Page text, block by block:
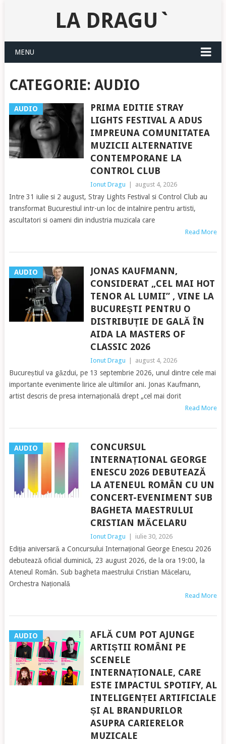
LA DRAGU`
MENU
CATEGORIE: AUDIO
AUDIO
PRIMA EDITIE STRAY
LIGHTS FESTIVAL A ADUS
IMPREUNA COMUNITATEA
MUZICII ALTERNATIVE
CONTEMPORANE LA
CONTROL CLUB
Ionut Dragu august 4, 2026
Intre 31 iulie si 2 august, Stray Lights Festival si Control Club au
transformat Bucurestiul intr-un loc de intalnire pentru artisti,
ascultatori si oameni din industria muzicala care
Read More
AUDIO
JONAS KAUFMANN,
CONSIDERAT „CEL MAI HOT
TENOR AL LUMII” , VINE LA
BUCUREȘTI PENTRU O
DISTRIBUȚIE DE GALĂ ÎN
AIDA LA MASTERS OF
CLASSIC 2026
Ionut Dragu august 4, 2026
Bucureștiul va găzdui, pe 13 septembrie 2026, unul dintre cele mai
importante evenimente lirice ale ultimilor ani. Jonas Kaufmann,
artist descris de presa internațională drept „cel mai dorit
Read More
AUDIO
CONCURSUL
INTERNAȚIONAL GEORGE
ENESCU 2026 DEBUTEAZĂ
LA ATENEUL ROMÂN CU UN
CONCERT-EVENIMENT SUB
BAGHETA MAESTRULUI
CRISTIAN MĂCELARU
Ionut Dragu iulie 30, 2026
Ediția aniversară a Concursului Internațional George Enescu 2026
debutează oficial duminică, 23 august 2026, de la ora 19:00, la
Ateneul Român. Sub bagheta maestrului Cristian Măcelaru,
Orchestra Națională
Read More
AUDIO
AFLĂ CUM POT AJUNGE
ARTIȘTII ROMÂNI PE
SCENELE
INTERNAȚIONALE, CARE
ESTE IMPACTUL SPOTIFY, AL
INTELIGENȚEI ARTIFICIALE
ȘI AL BRANDURILOR
ASUPRA CARIERELOR
MUZICALE